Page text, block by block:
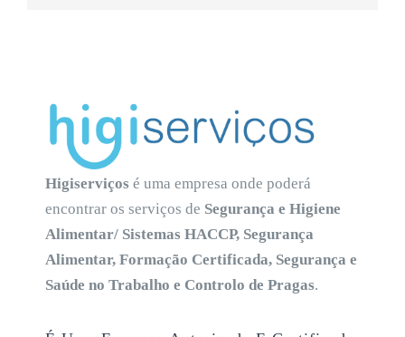
Higiserviços é uma empresa onde poderá
encontrar os serviços de Segurança e Higiene
Alimentar/ Sistemas HACCP, Segurança
Alimentar, Formação Certificada, Segurança e
Saúde no Trabalho e Controlo de Pragas.